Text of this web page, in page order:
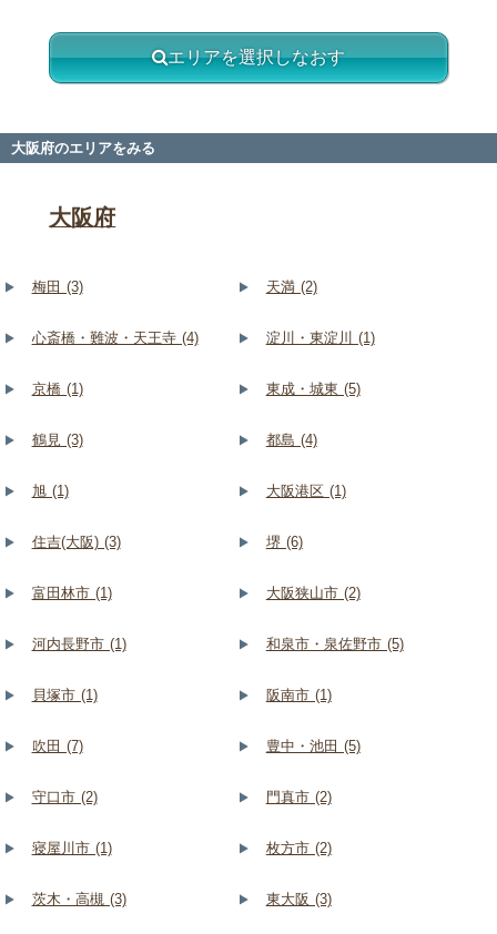
エリアを選択しなおす
大阪府のエリアをみる
大阪府
梅田 (3) 天満 (2)
心斎橋・難波・天王寺 (4) 淀川・東淀川 (1)
京橋 (1) 東成・城東 (5)
鶴見 (3) 都島 (4)
旭 (1) 大阪港区 (1)
住吉(大阪) (3) 堺 (6)
富田林市 (1) 大阪狭山市 (2)
河内長野市 (1) 和泉市・泉佐野市 (5)
貝塚市 (1) 阪南市 (1)
吹田 (7) 豊中・池田 (5)
守口市 (2) 門真市 (2)
寝屋川市 (1) 枚方市 (2)
茨木・高槻 (3) 東大阪 (3)